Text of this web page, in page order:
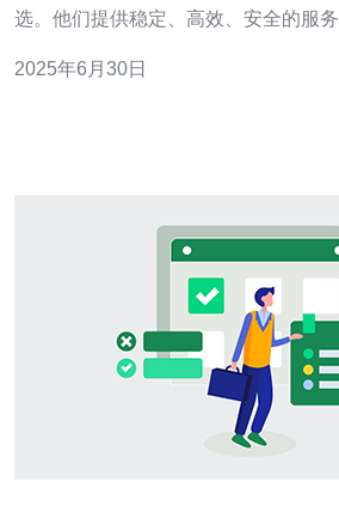
选。他们提供稳定、高效、安全的服
商的优势主要体现在以下几个方面： 网络稳定：他们拥有
2025年6月30日